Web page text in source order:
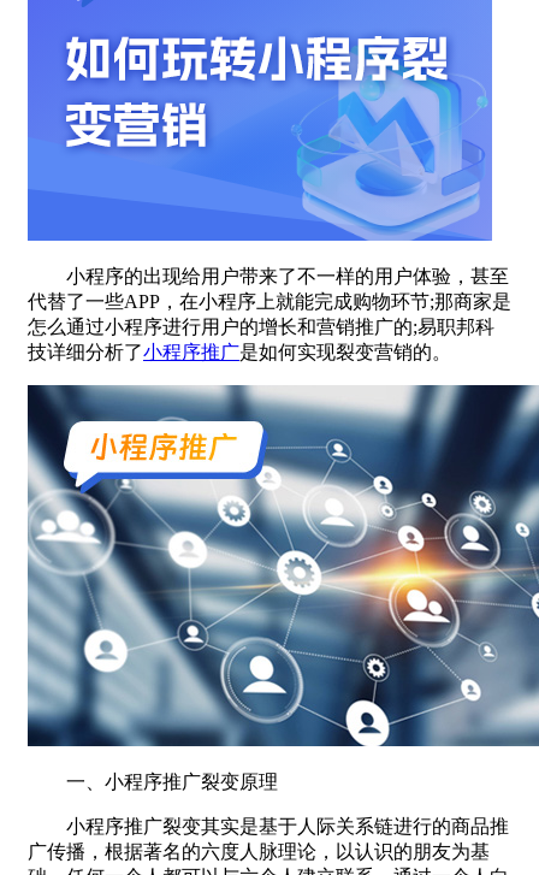
小程序的出现给用户带来了不一样的用户体验，甚至
代替了一些APP，在小程序上就能完成购物环节;那商家是
怎么通过小程序进行用户的增长和营销推广的;易职邦科
技详细分析了小程序推广是如何实现裂变营销的。
一、小程序推广裂变原理
小程序推广裂变其实是基于人际关系链进行的商品推
广传播，根据著名的六度人脉理论，以认识的朋友为基